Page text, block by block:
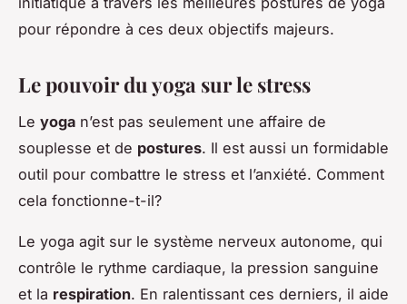
pour répondre à ces deux objectifs majeurs.
Le pouvoir du yoga sur le stress
Le yoga n’est pas seulement une affaire de
souplesse et de postures. Il est aussi un formidable
outil pour combattre le stress et l’anxiété. Comment
cela fonctionne-t-il?
Le yoga agit sur le système nerveux autonome, qui
contrôle le rythme cardiaque, la pression sanguine
et la respiration. En ralentissant ces derniers, il aide